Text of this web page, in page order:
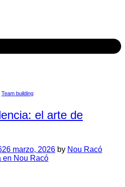
Team building
el arte de
26 marzo, 2026 by Nou Racó